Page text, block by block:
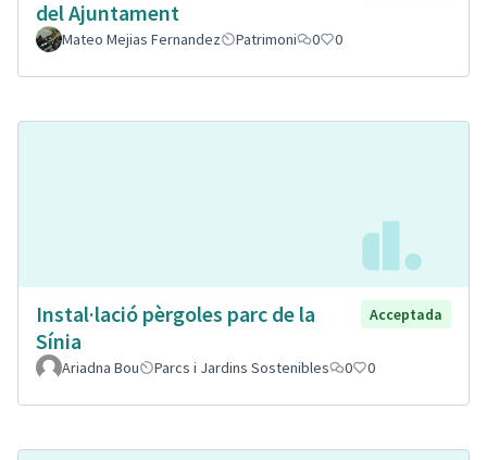
del Ajuntament
Mateo Mejias Fernandez Patrimoni 0 0
Instal·lació pèrgoles parc de la
Sínia
Acceptada
Ariadna Bou Parcs i Jardins Sostenibles 0 0